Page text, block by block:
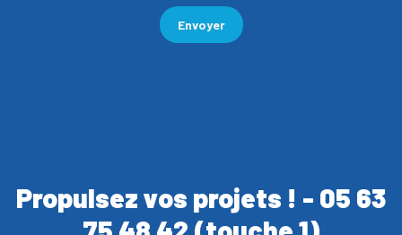
Envoyer
Propulsez vos projets ! - 05 63